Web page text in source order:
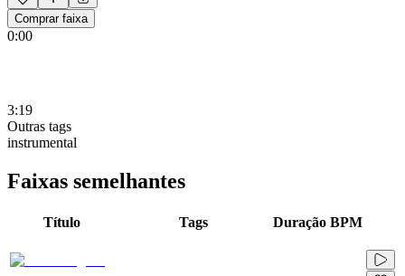
Comprar faixa
0:00
3:19
Outras tags
instrumental
Faixas semelhantes
Título Tags Duração BPM